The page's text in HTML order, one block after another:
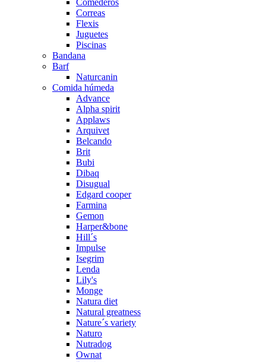
Comederos
Correas
Flexis
Juguetes
Piscinas
Bandana
Barf
Naturcanin
Comida húmeda
Advance
Alpha spirit
Applaws
Arquivet
Belcando
Brit
Bubi
Dibaq
Disugual
Edgard cooper
Farmina
Gemon
Harper&bone
Hill´s
Impulse
Isegrim
Lenda
Lily's
Monge
Natura diet
Natural greatness
Nature´s variety
Naturo
Nutradog
Ownat